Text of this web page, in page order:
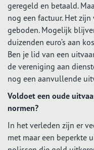
geregeld en betaald.
nog een factuur. Het
geboden. Mogelijk
duizenden euro’s aan
Ben je lid van een
de vereniging aan
nog een aanvullende
Voldoet een oude
normen?
In het verleden zijn er
met maar een beperkte